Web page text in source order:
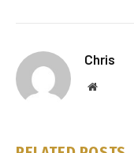
Chris
Website